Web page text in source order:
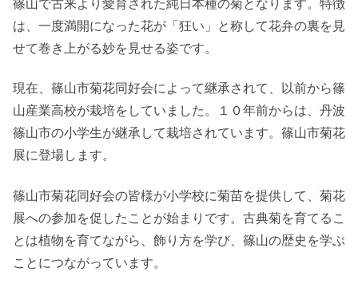
篠山で古来より愛育された純日本種の菊となります。特徴
は、一度満開になった花が「狂い」と称して花弁の裏を見
せて巻き上がる妙を見せる姿です。
現在、篠山市菊花同好会によって継承されて、以前から篠
山産業高校が栽培をしていました。１０年前からは、丹波
篠山市の小学生が継承して栽培されています。篠山市菊花
展に登場します。
篠山市菊花同好会の皆様が小学校に菊苗を提供して、菊花
展への参加を促したことが始まりです。古典菊を育てるこ
とは植物を育てながら、飾り方を学び、篠山の歴史を学ぶ
ことにつながっています。